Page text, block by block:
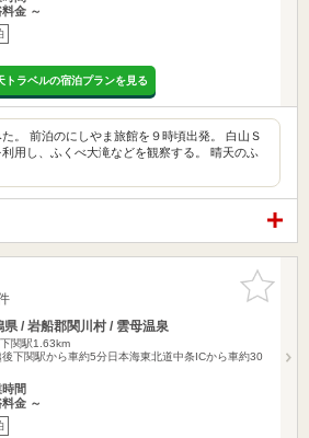
料金 ～
トラベルの宿泊プランを見る
。 前泊のにしやま旅館を９時頃出発。 白山Ｓ
利用し、ふくべ大滝などを観察する。 晴天のふ
お気に入
りに追加
県 / 岩船郡関川村 / 雲母温泉
関駅1.63km
後下関駅から車約5分日本海東北道中条ICから車約30
間
料金 ～